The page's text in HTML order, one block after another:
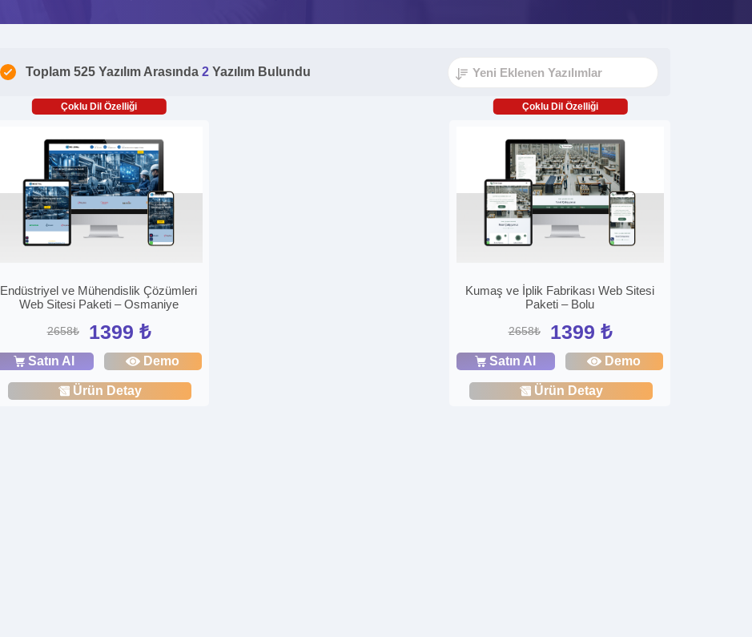
Toplam 525 Yazılım Arasında 2 Yazılım Bulundu
Çoklu Dil Özelliği
Endüstriyel ve Mühendislik Çözümleri
Web Sitesi Paketi – Osmaniye
2658₺ 1399 ₺
Satın Al Demo
Ürün Detay
Çoklu Dil Özelliği
Kumaş ve İplik Fabrikası Web Sitesi
Paketi – Bolu
2658₺ 1399 ₺
Satın Al Demo
Ürün Detay